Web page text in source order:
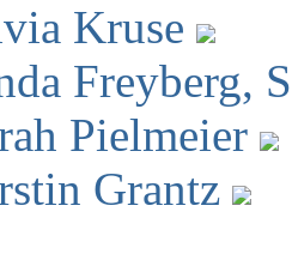
Kruse
Freyberg,
Pielmeier
Grantz